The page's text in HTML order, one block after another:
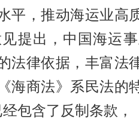
平，推动海运业高
提出，中国海运
法律依据，丰富法
海商法》系民法的
包含了反制条款，